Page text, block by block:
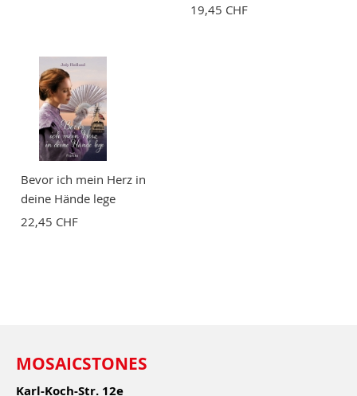
19,45 CHF
Bevor ich mein Herz in
deine Hände lege
22,45 CHF
MOSAICSTONES
Karl-Koch-Str. 12e